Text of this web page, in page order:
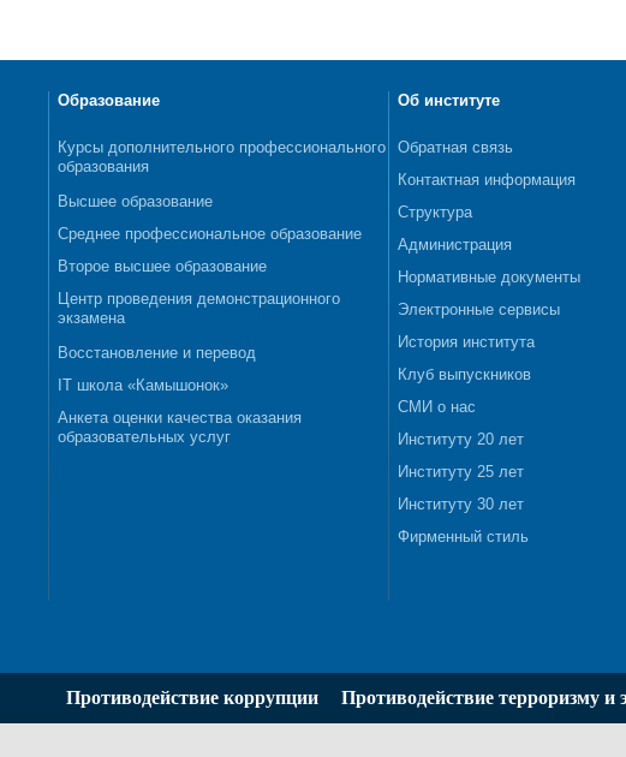
Образование
Курсы дополнительного профессионального
образования
Высшее образование
Среднее профессиональное образование
Второе высшее образование
Центр проведения демонстрационного
экзамена
Восстановление и перевод
IT школа «Камышонок»
Анкета оценки качества оказания
образовательных услуг
Об институте
Обратная связь
Контактная информация
Структура
Администрация
Нормативные документы
Электронные сервисы
История института
Клуб выпускников
СМИ о нас
Институту 20 лет
Институту 25 лет
Институту 30 лет
Фирменный стиль
Противодействие коррупции Противодействие терроризму и